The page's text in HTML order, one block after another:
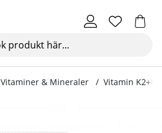
Vitaminer & Mineraler Vitamin